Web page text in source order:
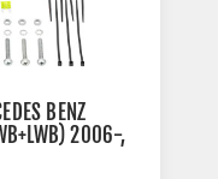
BENZ
2006-,